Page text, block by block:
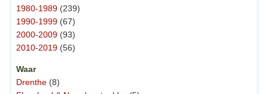
1980-1989 (239)
1990-1999 (67)
2000-2009 (93)
2010-2019 (56)
Waar
Drenthe (8)